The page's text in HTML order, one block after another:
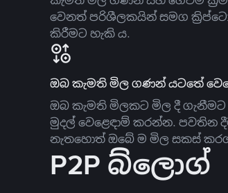
වෙනත් පරිශීලකයින් සමග
කිරීමට හැකි ය.
ඔබ කැමති මිල ගණන් යටතේ
ඔබ කැමති මිලකට මිල දී
මුදල් වෙළෙඳාම් කරන්න.
නැතහොත් ඔබේ ම මිල සකස්
P2P බ්ලොග්